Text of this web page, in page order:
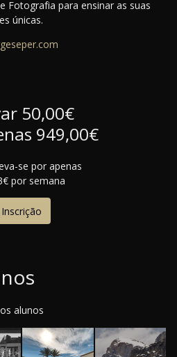
Fotografia para ensinar as suas
únicas.
50,00€
949,00€
se por apenas
por semana
Inscrição
alunos